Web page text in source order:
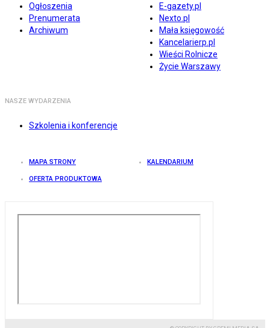
Ogłoszenia
Prenumerata
Archiwum
E-gazety.pl
Nexto.pl
Mała księgowość
Kancelarierp.pl
Wieści Rolnicze
Życie Warszawy
NASZE WYDARZENIA
Szkolenia i konferencje
MAPA STRONY KALENDARIUM
OFERTA PRODUKTOWA